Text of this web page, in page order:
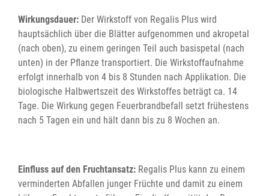
Wirkungsdauer: Der Wirkstoff von Regalis Plus wird
hauptsächlich über die Blätter aufgenommen und akropetal
(nach oben), zu einem geringen Teil auch basispetal (nach
unten) in der Pflanze transportiert. Die Wirkstoffaufnahme
erfolgt innerhalb von 4 bis 8 Stunden nach Applikation. Die
biologische Halbwertszeit des Wirkstoffes beträgt ca. 14
Tage. Die Wirkung gegen Feuerbrandbefall setzt frühestens
nach 5 Tagen ein und hält dann bis zu 8 Wochen an.
Einfluss auf den Fruchtansatz: Regalis Plus kann zu einem
verminderten Abfallen junger Früchte und damit zu einem